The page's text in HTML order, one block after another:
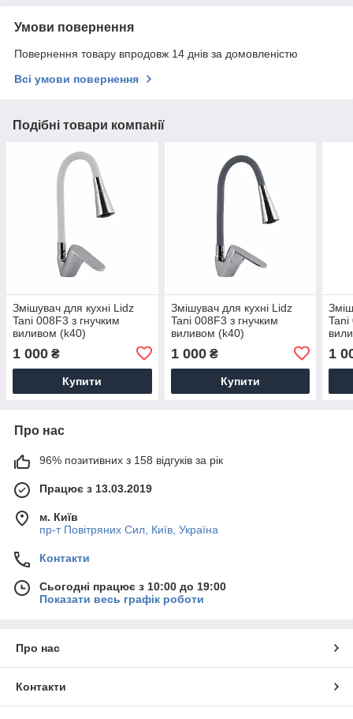
Умови повернення
Повернення товару впродовж 14 днів за домовленістю
Всі умови повернення
Подібні товари компанії
Змішувач для кухні Lidz
Tani 008F3 з гнучким
виливом (k40)
LDTAN008F3WCR37037
Chrome/White
1 000 ₴
Купити
Змішувач для кухні Lidz
Tani 008F3 з гнучким
виливом (k40)
LDTAN008F3GCR39507
Chrome/Grey
1 000₴
Купити
Tani
1
Про нас
96% позитивних з 158 відгуків за рік
Працює з 13.03.2019
м. Київ
пр-т Повiтряних Сил, Київ, Україна
Контакти
Сьогодні працює з 10:00 до 19:00
Показати весь графік роботи
Про нас
Контакти